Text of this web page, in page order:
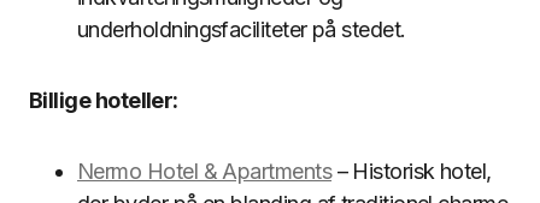
underholdningsfaciliteter på stedet.
Billige hoteller:
Nermo Hotel & Apartments– Historisk hotel,